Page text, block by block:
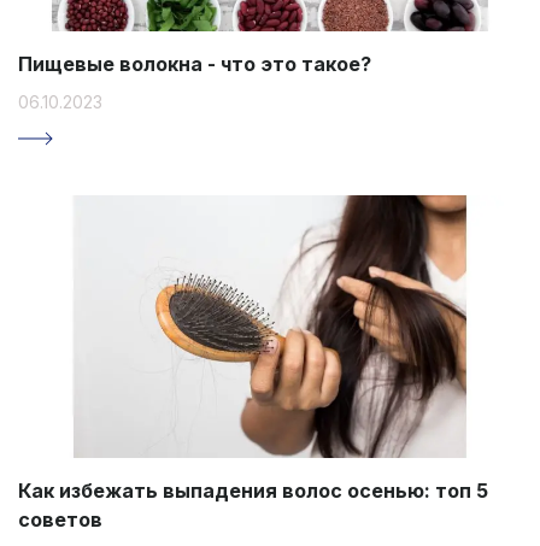
Пищевые волокна - что это такое?
06.10.2023
Как избежать выпадения волос осенью: топ 5
советов